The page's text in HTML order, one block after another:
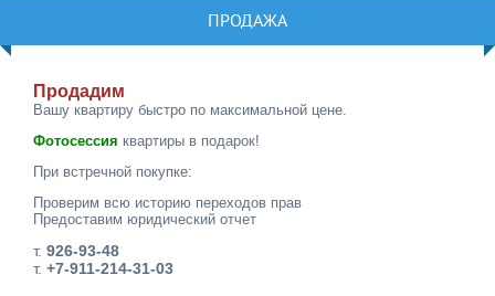
ПРОДАЖА
Продадим
Вашу квартиру быстро по максимальной цене.
Фотосессия квартиры в подарок!
При встречной покупке:
Проверим всю историю переходов прав
Предоставим юридический отчет
т. 926-93-48
т. +7-911-214-31-03